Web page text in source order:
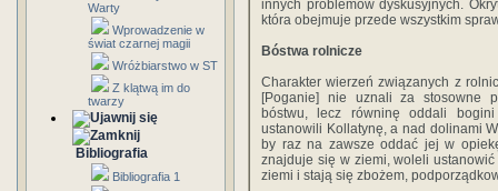
Warty
Wprowadzenie w
świat czarnej magii
Wróżbiarstwo w ST
Z klątwą im do
twarzy
Bibliografia
Bibliografia 1
innych problemów dyskusyjnych.
która obejmuje przede wszystkim
Bóstwa rolnicze
Charakter wierzeń związanych z
[Poganie] nie uznali za stosowne
bóstwu, lecz równinę oddali
ustanowili Kollatynę, a nad dolinami
by raz na zawsze oddać jej w
znajduje się w ziemi, woleli
ziemi i stają się zbożem,